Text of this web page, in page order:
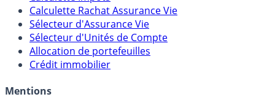
Calculateur d'intérêts
Calculette Impôts
Calculette Rachat Assurance Vie
Sélecteur d'Assurance Vie
Sélecteur d'Unités de Compte
Crédit immobilier